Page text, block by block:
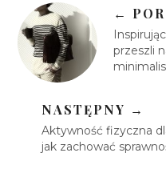
←
przeszli
NASTĘPNY →
Aktywność fizyczna
jak zachować